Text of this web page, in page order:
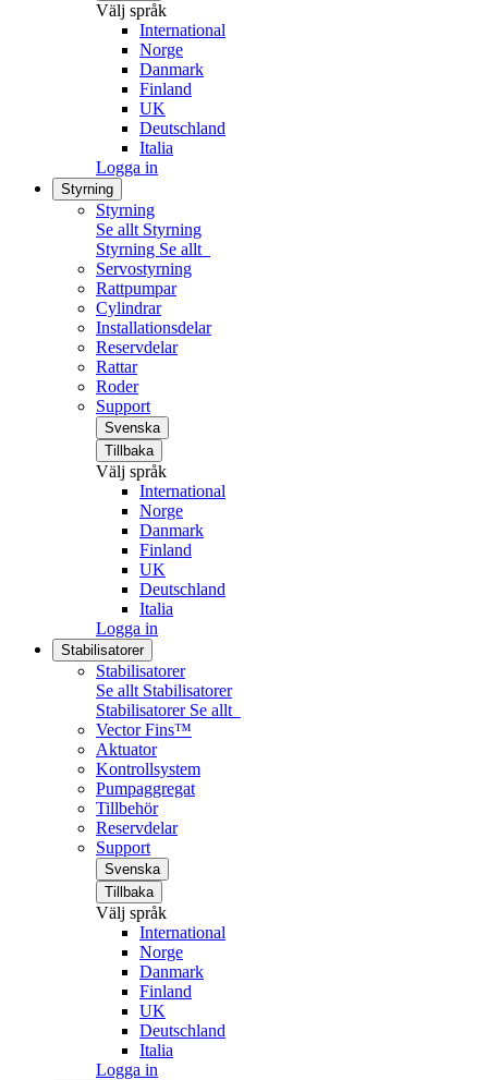
Välj språk
International
Norge
Danmark
Finland
UK
Deutschland
Italia
Logga in
Styrning
Styrning
Se allt Styrning
Styrning Se allt
Servostyrning
Rattpumpar
Cylindrar
Installationsdelar
Reservdelar
Rattar
Roder
Support
Svenska
Tillbaka
Välj språk
International
Norge
Danmark
Finland
UK
Deutschland
Italia
Logga in
Stabilisatorer
Stabilisatorer
Se allt Stabilisatorer
Stabilisatorer Se allt
Vector Fins™
Aktuator
Kontrollsystem
Pumpaggregat
Tillbehör
Reservdelar
Support
Svenska
Tillbaka
Välj språk
International
Norge
Danmark
Finland
UK
Deutschland
Italia
Logga in